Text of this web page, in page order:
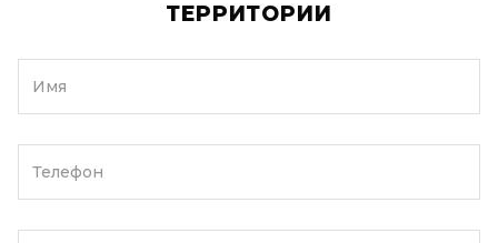
ТЕРРИТОРИИ
Имя
Телефон